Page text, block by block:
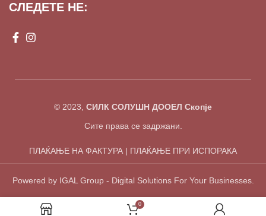
СЛЕДЕТЕ НЕ:
© 2023, СИЛК СОЛУШН ДООЕЛ Скопје
Сите права се задржани.
ПЛАЌАЊЕ НА ФАКТУРА | ПЛАЌАЊЕ ПРИ ИСПОРАКА
Powered by IGAL Group - Digital Solutions For Your Businesses.
0